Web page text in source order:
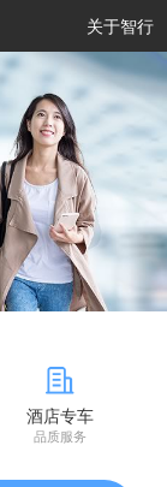
关于智行
酒店专车
品质服务